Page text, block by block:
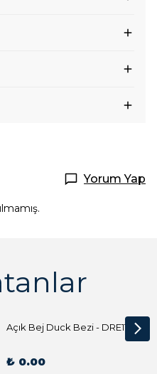
Yorum Yap
Açık Bej Duck Bezi - DRE1144 Kumaş Peçete
₺ 0.00